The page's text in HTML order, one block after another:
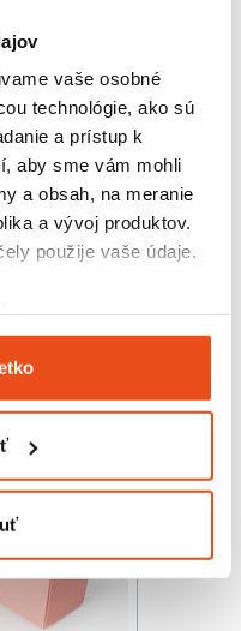
vaše osobné
technológie, ako sú
a prístup k
aby sme vám mohli
a obsah, na meranie
a vývoj produktov.
použije vaše údaje.
o vašej geografickej
metrov
aktívnym
vaše osobné
Glamour